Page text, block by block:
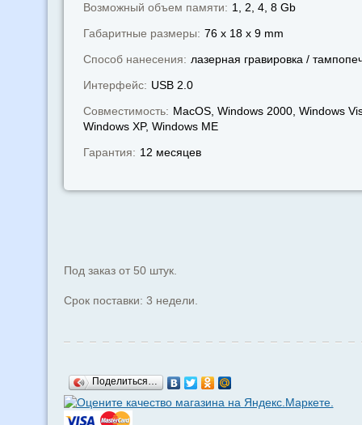
Возможный объем памяти: 1, 2, 4, 8 Gb
Габаритные размеры: 76 x 18 x 9 mm
Способ нанесения: лазерная гравировка /
Интерфейс: USB 2.0
Совместимость: MacOS, Windows 2000, Windows
Windows XP, Windows МЕ
Гарантия: 12 месяцев
Под заказ от 50 штук.
Срок поставки: 3 недели.
Поделиться…